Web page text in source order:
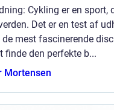
Cykling er en
Det er en test af
mest fascinerende
finde den perfekte b...
Mortensen